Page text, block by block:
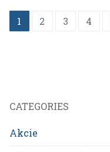
Posts
1 2 3 4
CATEGORIES
Akcie